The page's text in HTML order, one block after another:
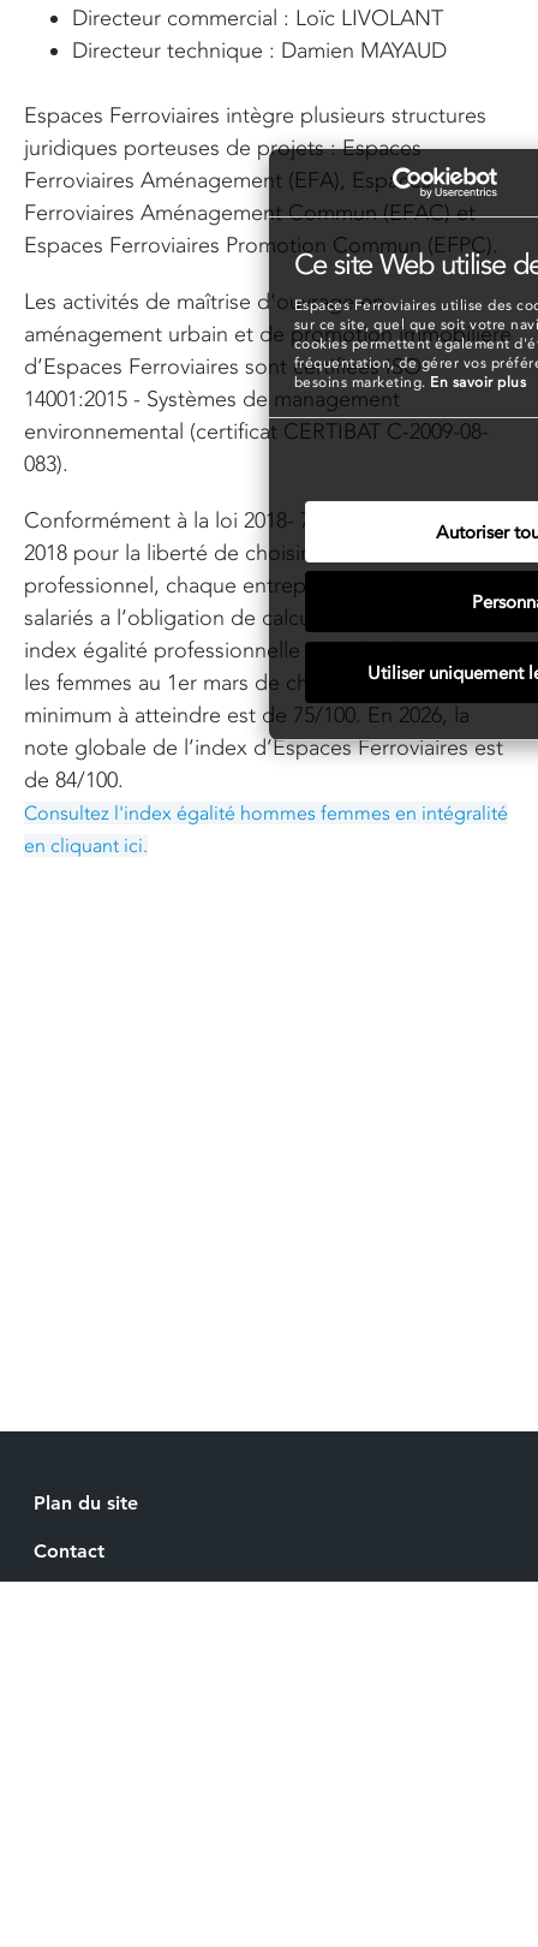
Ce site Web utilise
Espaces Ferroviaires utilise des
sur ce site, quel que soit votre
cookies permettent également
fréquentation, de gérer vos
besoins marketing. En savoir plus
Autoriser
Utiliser uniquement
Directeur commercial : Loïc LIVOLANT
Directeur technique : Damien MAYAUD
Espaces Ferroviaires intègre plusieurs structures
juridiques porteuses de projets : Espaces
Ferroviaires Aménagement (EFA), Espaces
Ferroviaires Aménagement Commun (EFAC) et
Espaces Ferroviaires Promotion Commun (EFPC).
Les activités de maîtrise d'ouvrage en
aménagement urbain et de promotion immobilière
d’Espaces Ferroviaires sont certifiées ISO
14001:2015 - Systèmes de management
environnemental (certificat CERTIBAT C-2009-08-
083).
Conformément à la loi 2018- 771 du 5 septembre
2018 pour la liberté de choisir son avenir
professionnel, chaque entreprise de plus de 50
salariés a l’obligation de calculer et publier son
index égalité professionnelle entre les hommes et
les femmes au 1er mars de chaque année. Le seuil
minimum à atteindre est de 75/100. En 2026, la
note globale de l’index d’Espaces Ferroviaires est
de 84/100.
Consultez l'index égalité hommes femmes en intégralité
en cliquant ici.
Plan du site
Contact